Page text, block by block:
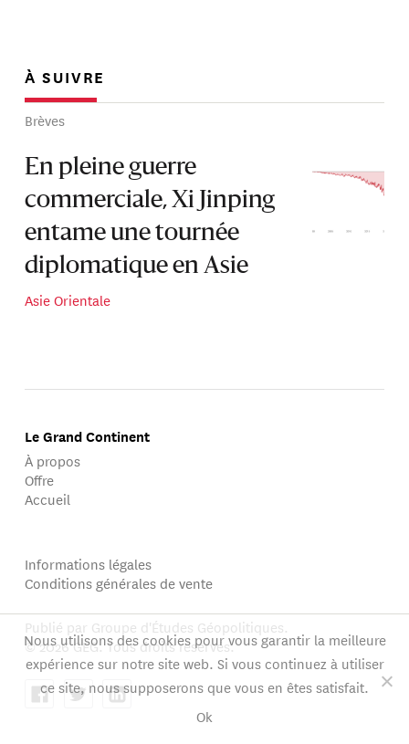
À SUIVRE
Brèves
En pleine guerre
commerciale, Xi Jinping
entame une tournée
diplomatique en Asie
Asie Orientale
Le Grand Continent
À propos
Offre
Accueil
Informations légales
Conditions générales de vente
Publié par Groupe d'Études Géopolitiques.
© 2026 GEG. Tous droits réservés.
Nous utilisons des cookies pour vous garantir la meilleure
expérience sur notre site web. Si vous continuez à utiliser
ce site, nous supposerons que vous en êtes satisfait.
Ok